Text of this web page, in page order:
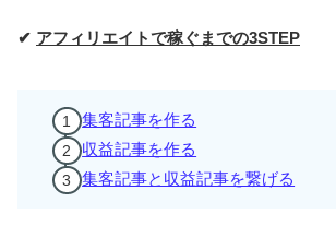
✔ アフィリエイトで稼ぐまでの3STEP
集客記事を作る
収益記事を作る
集客記事と収益記事を繋げる